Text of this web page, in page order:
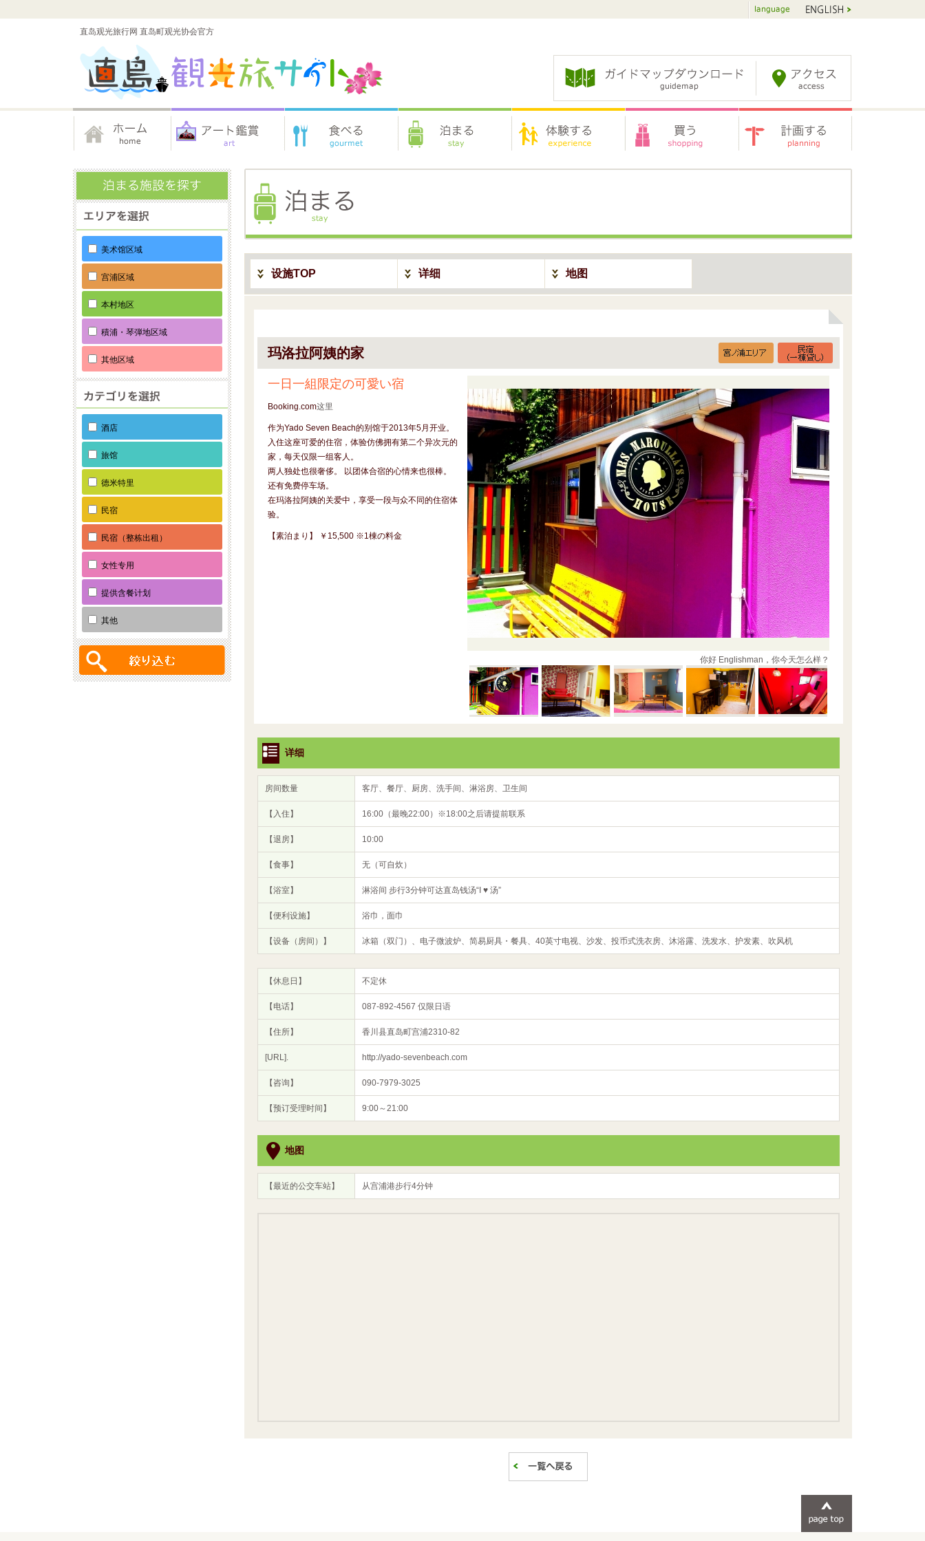
直岛观光旅行网 直岛町观光协会官方
设施TOP 详细 地图
玛洛拉阿姨的家
一日一組限定の可愛い宿
Booking.com这里
作为Yado Seven Beach的别馆于2013年5月开业。
入住这座可爱的住宿，体验仿佛拥有第二个异次元的
家，每天仅限一组客人。
两人独处也很奢侈。 以团体合宿的心情来也很棒。
还有免费停车场。
在玛洛拉阿姨的关爱中，享受一段与众不同的住宿体
验。
【素泊まり】 ￥15,500 ※1棟の料金
你好 Englishman，你今天怎么样？
详细
房间数量 客厅、餐厅、厨房、洗手间、淋浴房、卫生间
【入住】 16:00（最晚22:00）※18:00之后请提前联系
【退房】 10:00
【食事】 无（可自炊）
【浴室】 淋浴间 步行3分钟可达直岛钱汤“I ♥ 汤”
【便利设施】 浴巾，面巾
【设备（房间）】 冰箱（双门）、电子微波炉、简易厨具・餐具、40英寸电视、沙发、投币式洗衣房、沐浴露、洗发水、护发素、吹风机
【休息日】 不定休
【电话】 087-892-4567 仅限日语
【住所】 香川县直岛町宫浦2310-82
[URL]. http://yado-sevenbeach.com
【咨询】 090-7979-3025
【预订受理时间】 9:00～21:00
地图
【最近的公交车站】 从宫浦港步行4分钟
美术馆区域
宫浦区域
本村地区
積浦・琴弾地区域
其他区域
酒店
旅馆
德米特里
民宿
民宿（整栋出租）
女性专用
提供含餐计划
其他